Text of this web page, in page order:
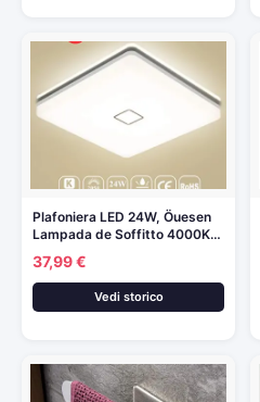
Plafoniera LED 24W, Öuesen
Lampada de Soffitto 4000K…
37,99 €
Vedi storico